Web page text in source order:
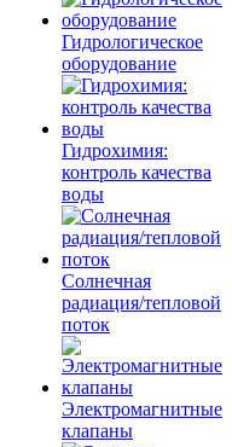
Гидрологическое
оборудование
Гидрохимия:
контроль качества
воды
Солнечная
радиация/тепловой
поток
Электромагнитные
клапаны